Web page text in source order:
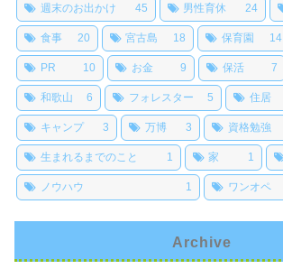
週末のお出かけ 45 男性育休 24
食事 20 宮古島 18 保育園 14
PR 10 お金 9 保活 7
和歌山 6 フォレスター 5 住居
キャンプ 3 万博 3 資格勉強
生まれるまでのこと 1 家 1
ノウハウ 1 ワンオペ
Archive